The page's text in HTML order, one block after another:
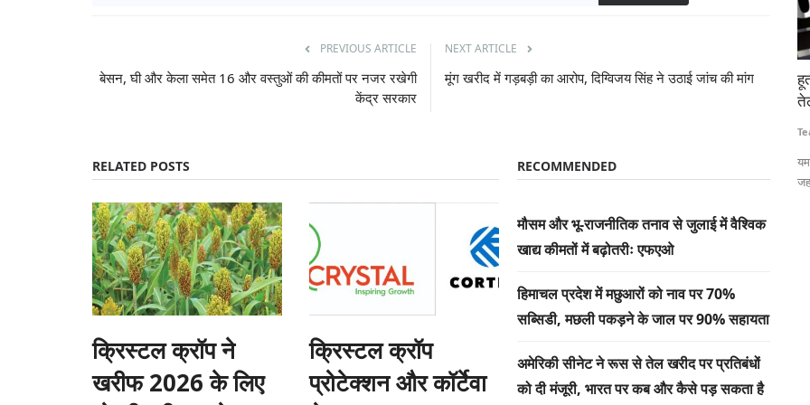
PREVIOUS ARTICLE
बेसन, घी और केला समेत 16 और वस्तुओं की कीमतों पर नजर रखेगी
केंद्र सरकार
NEXT ARTICLE
मूंग खरीद में गड़बड़ी का आरोप, दिग्विजय सिंह ने उठाई जांच की मांग
RELATED POSTS
क्रिस्टल क्रॉप ने
खरीफ 2026 के लिए
क्रिस्टल क्रॉप
प्रोटेक्शन और कॉर्टेवा
RECOMMENDED
मौसम और भू-राजनीतिक तनाव से जुलाई में वैश्विक
खाद्य कीमतों में बढ़ोतरीः एफएओ
हिमाचल प्रदेश में मछुआरों को नाव पर 70%
सब्सिडी, मछली पकड़ने के जाल पर 90% सहायता
अमेरिकी सीनेट ने रूस से तेल खरीद पर प्रतिबंधों
को दी मंजूरी, भारत पर कब और कैसे पड़ सकता है
करोड़ टन कम होगा
हीटवेव से मक्का फसल को हुए
उत्तर प्रदेश में मछलियों का होगा बीमा, मत्स्य पालन की
योजनाओं के लिए 31 जुलाई तक करें आवेदन
मत्स्य विभाग के अनुसार, मछलियों का बीमा पूरी तरह डिजिटल प्रक्रिया के माध्यम
से किया...
हूती धमकी से भारत-चीन जा रहे सऊदी तेल टैंकर लौटे, कच्चे
यमन के हूती विद्रोहियों की धमकियों के बाद सऊदी बंदरगाहों से तेल ले जा रहे
जहाजों...